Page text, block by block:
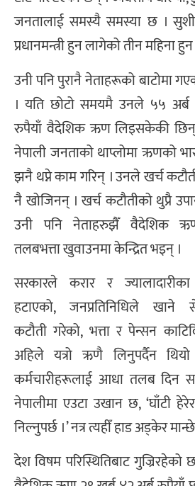
जनतालाई समस्यै समस्या छ ।
प्रधानमन्त्री हुन लागेको तीन महिना हुन
उनी पनि पुरानै नेताहरूको बाटोमा
। यति छोटो समयमै उनले ५५
रुपैयाँ वैदेशिक ऋण लिइसकेकी छिन्
नेपाली जनताको थाप्लोमा ऋणको
झनै थप्ने काम गरिन् । उनले खर्च
नै खोजिनन् । खर्च कटौतीको थुप्रै
उनी पनि नेताहरुझैँ वैदेशिक
तलबभत्ता खुवाउनमा केन्द्रित भइन् ।
सरकारले करार र ज्यालादारीका
हटाएको, जनप्रतिनिधिले खाने
कटौती गरेको, भत्ता र पेन्सन
अहिले यत्रो ऋणै लिनुपर्दैन
कर्मचारीहरूलाई आधा तलब दिन
नेपालीमा एउटा उखान छ, ‘घाँटी
निल्नुपर्छ ।’ नत्र त्यहीँ हाड अड्केर
देश विषम परिस्थितिबाट गुज्रिरहेको